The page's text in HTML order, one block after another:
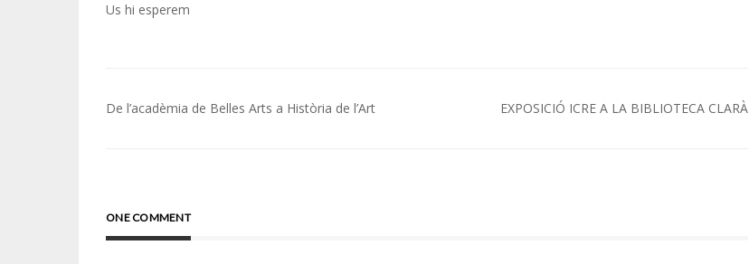
Us hi esperem
Navegació
De l’acadèmia de Belles Arts a Història de l’Art EXPOSICIÓ ICRE A LA BIBLIOTECA CLARÀ
ONE COMMENT